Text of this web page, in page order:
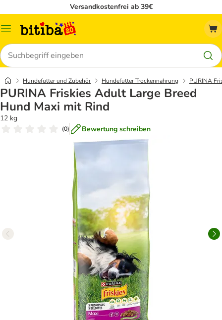
Versandkostenfrei ab 39€
Menü
Suchen
Hundefutter und Zubehör Hundefutter Trockennahrung PURINA
PURINA Friskies Adult Large Breed
Hund Maxi mit Rind
12 kg
(0) Bewertung schreiben